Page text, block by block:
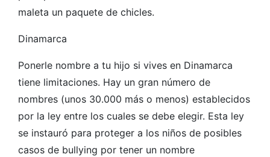
maleta un paquete de chicles.
Dinamarca
Ponerle nombre a tu hijo si vives en Dinamarca
tiene limitaciones. Hay un gran número de
nombres (unos 30.000 más o menos) establecidos
por la ley entre los cuales se debe elegir. Esta ley
se instauró para proteger a los niños de posibles
casos de bullying por tener un nombre